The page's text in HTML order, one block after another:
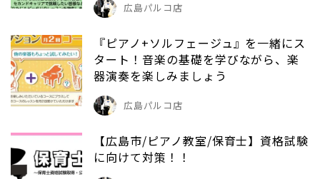
広島パルコ店
『ピアノ+ソルフェージュ』を一緒にス
タート！音楽の基礎を学びながら、楽
器演奏を楽しみましょう
広島パルコ店
【広島市/ピアノ教室/保育士】資格試験
に向けて対策！！